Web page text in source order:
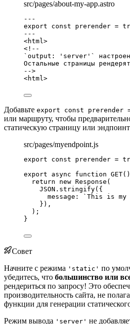
src/pages/about-my-app.astro
---
export const prerender =
---
<html >
<!--
`output: 'server'` настроен,
Остальные страницы
-->
<html >
Добавьте export const prerender
или маршруту, чтобы
статическую страницу или
src/pages/myendpoint.js
export const prerender =
export
async function GET()
return
new Response (
JSON . stringify({
message:
` This is
}) ,
);
}
Совет
Начните с режима 'static' по
убедитесь, что большинство или
рендериться по запросу! Это
производительность сайта, не
функции для генерации
Режим вывода 'server' не